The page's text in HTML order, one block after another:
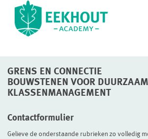
GRENS EN CONNECTIE
BOUWSTENEN VOOR DUURZAAM
KLASSENMANAGEMENT
Contactformulier
Gelieve de onderstaande rubrieken zo volledig